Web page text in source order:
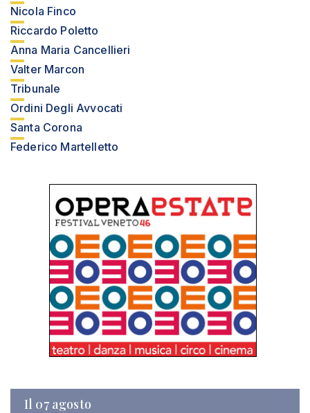
Nicola Finco
Riccardo Poletto
Anna Maria Cancellieri
Valter Marcon
Tribunale
Ordini Degli Avvocati
Santa Corona
Federico Martelletto
Il 07 agosto